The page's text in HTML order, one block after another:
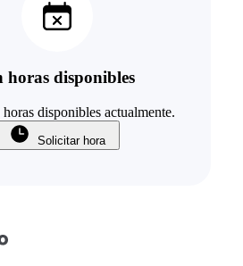
horas disponibles
disponibles actualmente.
Solicitar hora